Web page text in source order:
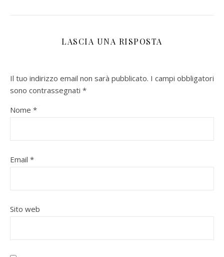
LASCIA UNA RISPOSTA
Il tuo indirizzo email non sarà pubblicato. I campi obbligatori
sono contrassegnati *
Nome *
Email *
Sito web